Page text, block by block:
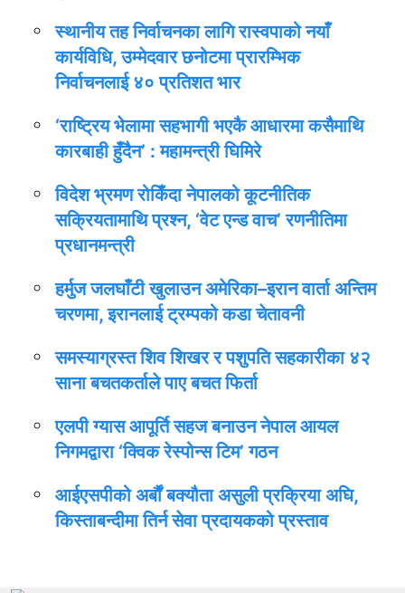
स्थानीय तह निर्वाचनका लागि रास्वपाको नयाँ
कार्यविधि, उम्मेदवार छनोटमा प्रारम्भिक
निर्वाचनलाई ४० प्रतिशत भार
‘राष्ट्रिय भेलामा सहभागी भएकै आधारमा कसैमाथि
कारबाही हुँदैन’ : महामन्त्री घिमिरे
विदेश भ्रमण रोकिँदा नेपालको कूटनीतिक
सक्रियतामाथि प्रश्न, ‘वेट एन्ड वाच’ रणनीतिमा
प्रधानमन्त्री
हर्मुज जलघाँटी खुलाउन अमेरिका–इरान वार्ता अन्तिम
चरणमा, इरानलाई ट्रम्पको कडा चेतावनी
समस्याग्रस्त शिव शिखर र पशुपति सहकारीका ४२
साना बचतकर्ताले पाए बचत फिर्ता
एलपी ग्यास आपूर्ति सहज बनाउन नेपाल आयल
निगमद्वारा ‘क्विक रेस्पोन्स टिम’ गठन
आईएसपीको अर्बौं बक्यौता असुली प्रक्रिया अघि,
किस्ताबन्दीमा तिर्न सेवा प्रदायकको प्रस्ताव